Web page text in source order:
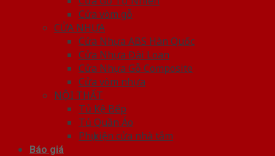
Cửa vòm gỗ
CỬA NHỰA
Cửa Nhựa ABS Hàn Quốc
Cửa Nhựa Đài Loan
Cửa Nhựa Gỗ Composite
Cửa vòm nhựa
NỘI THẤT
Tủ Kệ Bếp
Tủ Quần Áo
Phụ kiện cửa nhà tắm
Báo giá